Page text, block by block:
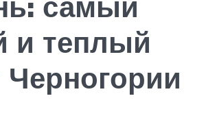
теплый
Черногории